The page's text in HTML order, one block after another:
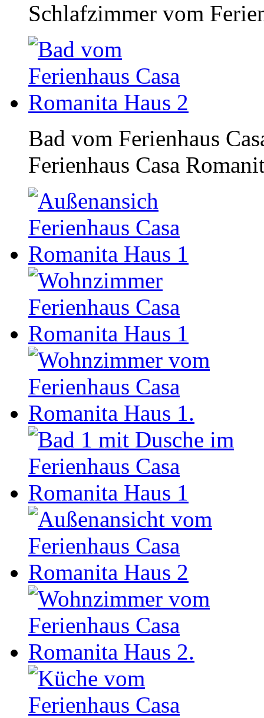
Schlafzimmer vom
Bad vom Ferienhaus
Ferienhaus Casa